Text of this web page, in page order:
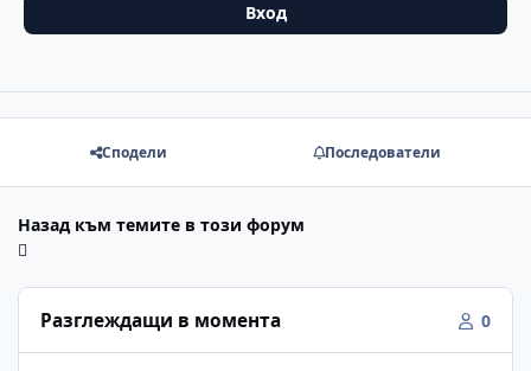
Вход
Сподели Последователи
Назад към темите в този форум
Разглеждащи в момента 0